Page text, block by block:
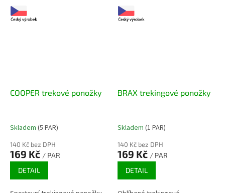
COOPER trekové ponožky
Skladem (5 PAR)
140 Kč bez DPH
169 Kč / PAR
DETAIL
BRAX trekingové ponožky
Skladem (1 PAR)
140 Kč bez DPH
169 Kč / PAR
DETAIL